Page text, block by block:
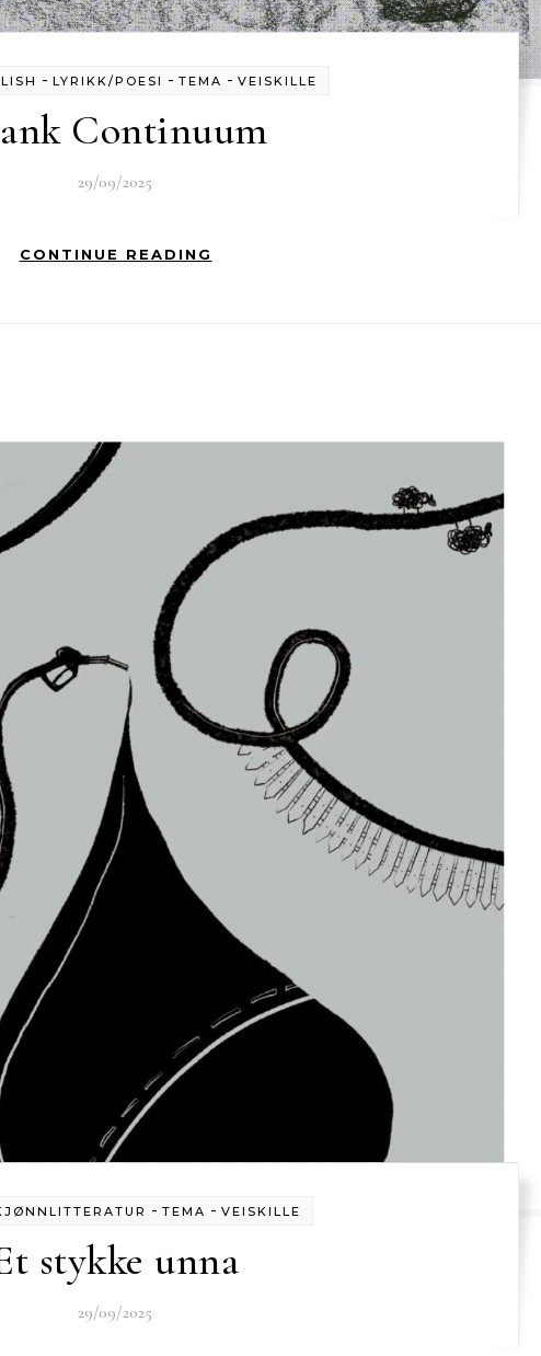
- LYRIKK/POESI - TEMA - VEISKILLE
Continuum
29/09/2025
CONTINUE READING
- TEMA - VEISKILLE
stykke unna
29/09/2025